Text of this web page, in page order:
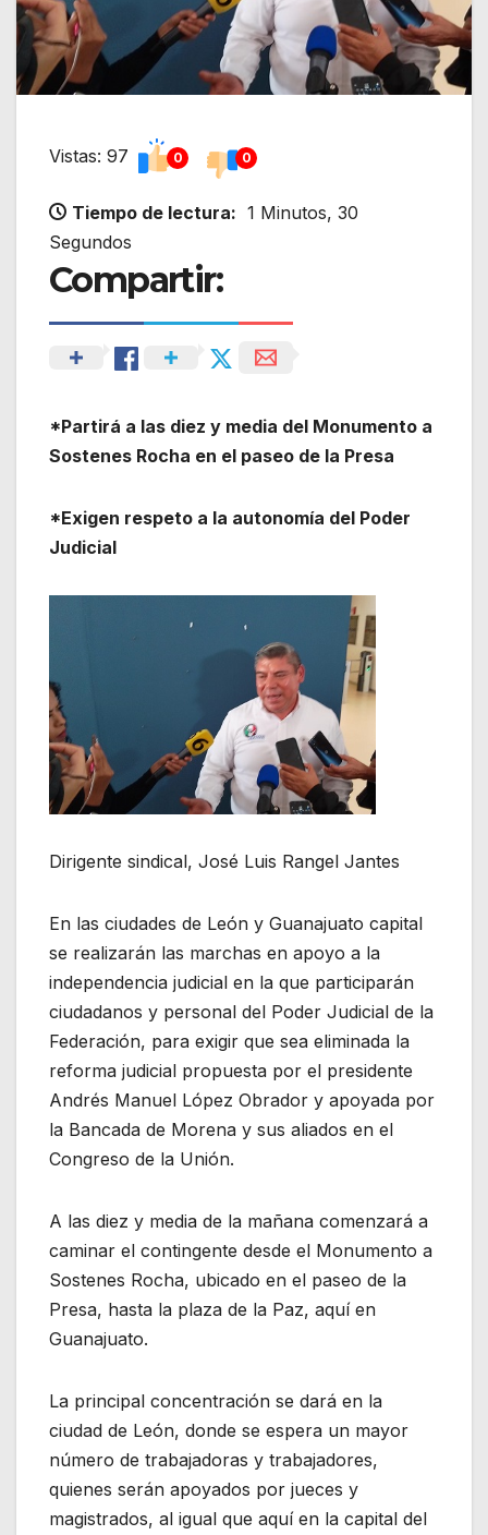
Vistas: 97 0 0
Tiempo de lectura: 1 Minutos, 30
Segundos
Compartir:
*Partirá a las diez y media del Monumento a
Sostenes Rocha en el paseo de la Presa
*Exigen respeto a la autonomía del Poder
Judicial
Dirigente sindical, José Luis Rangel Jantes
En las ciudades de León y Guanajuato capital
se realizarán las marchas en apoyo a la
independencia judicial en la que participarán
ciudadanos y personal del Poder Judicial de la
Federación, para exigir que sea eliminada la
reforma judicial propuesta por el presidente
Andrés Manuel López Obrador y apoyada por
la Bancada de Morena y sus aliados en el
Congreso de la Unión.
A las diez y media de la mañana comenzará a
caminar el contingente desde el Monumento a
Sostenes Rocha, ubicado en el paseo de la
Presa, hasta la plaza de la Paz, aquí en
Guanajuato.
La principal concentración se dará en la
ciudad de León, donde se espera un mayor
número de trabajadoras y trabajadores,
quienes serán apoyados por jueces y
magistrados, al igual que aquí en la capital del